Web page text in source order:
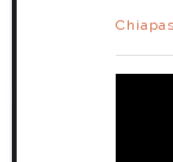
Chiapas